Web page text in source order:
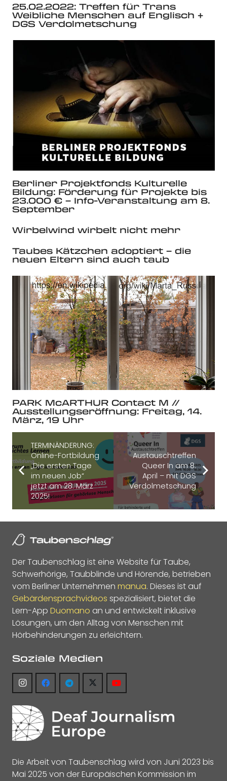
25.02.2022: Treffen für Trans
Weibliche Menschen auf Englisch +
DGS Verdolmetschung
Berliner Projektfonds Kulturelle
Bildung: Förderung für Projekte bis
23.000 € – Info-Veranstaltung am 8.
September
Wirbelwind wirbelt nicht mehr
Taubes Kätzchen adoptiert – die
neuen Eltern sind auch taub
PARK McARTHUR Contact M //
Ausstellungseröffnung: Freitag, 14.
März, 19 Uhr
TERMINÄNDERUNG:
Online-Fortbildung
„Die ersten Tage
im neuen Job“
jetzt am 28. März
2025!
Austauschtreffen
Queer In am 8.
April – mit DGS
Verdolmetschung
Der Taubenschlag ist eine Website für Taube,
Schwerhörige, Taubblinde und Hörende, betrieben
vom Berliner Unternehmen manua. Dieses ist auf
Gebärdensprachvideos spezialisiert, bietet die
Lern-App Duomano an und entwickelt inklusive
Lösungen, um den Alltag von Menschen mit
Hörbehinderungen zu erleichtern.
Soziale Medien
Die Arbeit von Taubenschlag wird von Juni 2023 bis
Mai 2025 von der Europäischen Kommission im